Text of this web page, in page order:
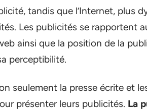
tandis que l’Internet, plus
Les publicités se rapportent
ainsi que la position de la
perceptibilité.
seulement la presse écrite et
présenter leurs publicités. La